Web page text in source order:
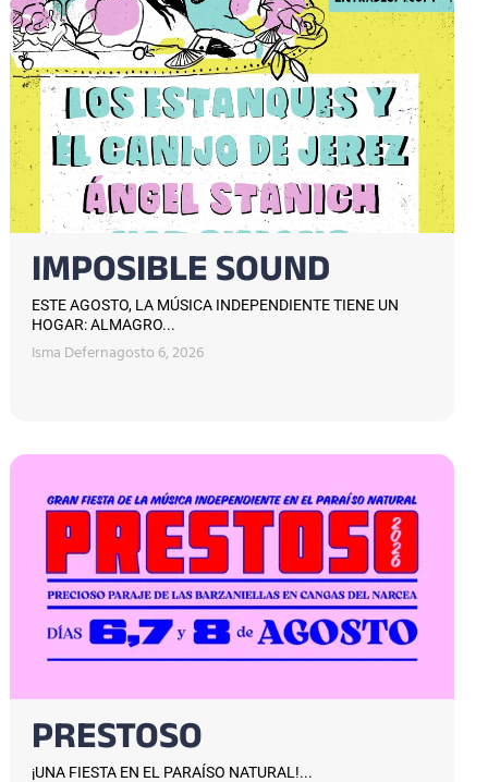
IMPOSIBLE SOUND
ESTE AGOSTO, LA MÚSICA INDEPENDIENTE TIENE UN
HOGAR: ALMAGRO...
Isma Defernagosto 6, 2026
PRESTOSO
¡UNA FIESTA EN EL PARAÍSO NATURAL!...